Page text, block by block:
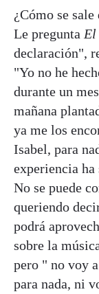
¿Cómo se
Le pregunta El
declaración",
"Yo no he
durante un
mañana
ya me los
Isabel, para
experiencia
No se puede
queriendo
podrá
sobre la
pero " no voy
para nada, ni